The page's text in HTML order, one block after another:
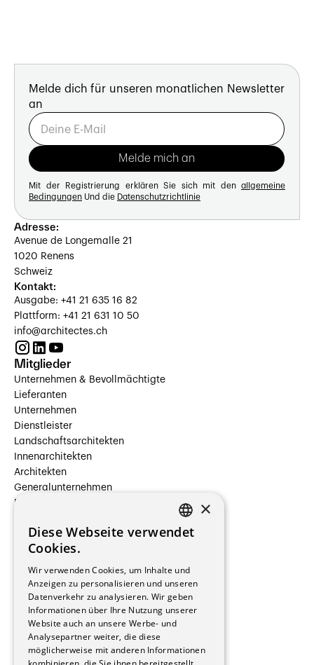
Melde dich für unseren monatlichen Newsletter
an
Mit der Registrierung erklären Sie sich mit den allgemeine
Bedingungen Und die Datenschutzrichtlinie
Adresse:
Avenue de Longemalle 21
1020 Renens
Schweiz
Kontakt:
Ausgabe: +41 21 635 16 82
Plattform: +41 21 631 10 50
info@architectes.ch
Mitglieder
Unternehmen & Bevollmächtigte
Lieferanten
Unternehmen
Dienstleister
Landschaftsarchitekten
Innenarchitekten
Architekten
Generalunternehmen
Beauftragte Unternehmen
Hersteller/Lieferanten
Bauherrschaften
Stockwerkeigentum
Reportagen
Wohnungen
Renovierungen
Innere Umbauten
Gastgewerbe und Tourismus
FRENCH
×
Diese Webseite verwendet
Cookies.
Wir verwenden Cookies, um Inhalte und
Anzeigen zu personalisieren und unseren
Datenverkehr zu analysieren. Wir geben
Informationen über Ihre Nutzung unserer
Website auch an unsere Werbe- und
Analysepartner weiter, die diese
möglicherweise mit anderen Informationen